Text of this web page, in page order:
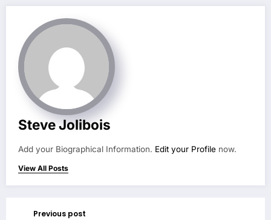
Steve Jolibois
Add your Biographical Information. Edit your Profile now.
View All Posts
Previous post